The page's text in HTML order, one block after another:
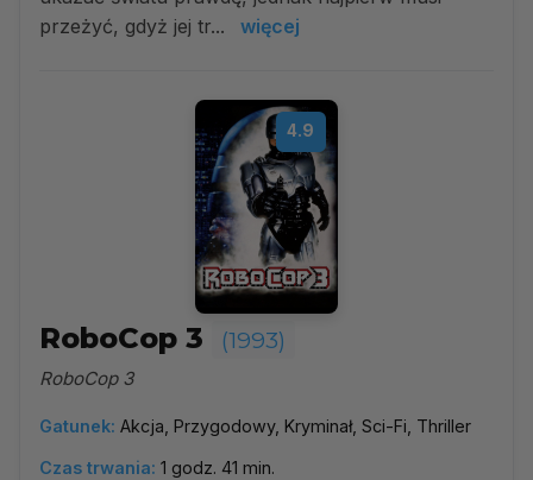
przeżyć, gdyż jej tr...
więcej
4.9
RoboCop 3 (1993)
RoboCop 3
Gatunek: Akcja, Przygodowy, Kryminał, Sci-Fi, Thriller
Czas trwania: 1 godz. 41 min.